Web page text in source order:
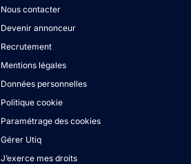
Nous contacter
Devenir annonceur
Recrutement
Mentions légales
Données personnelles
Politique cookie
Paramétrage des cookies
Gérer Utiq
J’exerce mes droits